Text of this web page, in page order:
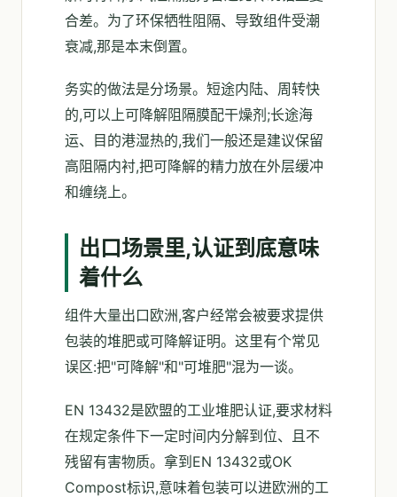
合差。为了环保牺牲阻隔、导致组件受潮
衰减,那是本末倒置。
务实的做法是分场景。短途内陆、周转快
的,可以上可降解阻隔膜配干燥剂;长途海
运、目的港湿热的,我们一般还是建议保留
高阻隔内衬,把可降解的精力放在外层缓冲
和缠绕上。
出口场景里,认证到底意味
着什么
组件大量出口欧洲,客户经常会被要求提供
包装的堆肥或可降解证明。这里有个常见
误区:把"可降解"和"可堆肥"混为一谈。
EN 13432是欧盟的工业堆肥认证,要求材料
在规定条件下一定时间内分解到位、且不
残留有害物质。拿到EN 13432或OK
Compost标识,意味着包装可以进欧洲的工